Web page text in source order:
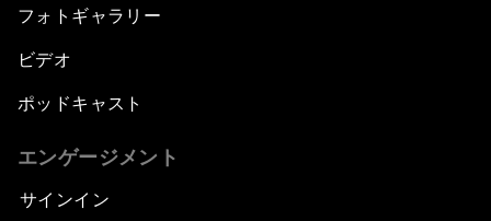
フォトギャラリー
ビデオ
ポッドキャスト
エンゲージメント
サインイン